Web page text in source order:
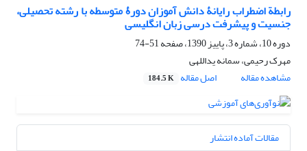
رابطة اضطراب رایانۀ دانش آموزان دورۀ متوسطه با رشته تحصیلی،
جنسیت و پیشرفت درسى زبان انگلیسى
دوره 10، شماره 3، پاییز 1390، صفحه
51-74
مهرک رحیمى، سمانه یداللهى
مشاهده مقاله
اصل مقاله 184.5 K
مقالات آماده انتشار